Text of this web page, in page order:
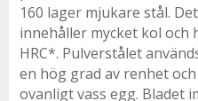
160 lager mjukare stål.
innehåller mycket kol och
HRC*. Pulverstålet
en hög grad av renhet
ovanligt vass egg. Bladet